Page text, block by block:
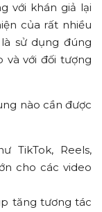
với khán giả lại
của rất nhiều
sử dụng đúng
và với đối tượng
nào cần được
TikTok, Reels,
cho các video
tăng tương tác